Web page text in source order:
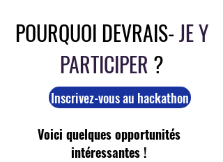
POURQUOI DEVRAIS-JE Y
PARTICIPER ?
Inscrivez-vous au hackathon
Voici quelques opportunités
intéressantes !